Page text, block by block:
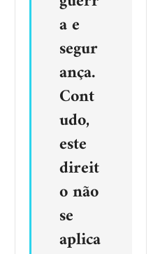
a e
segur
ança.
Cont
udo,
este
direit
onão
se
aplica